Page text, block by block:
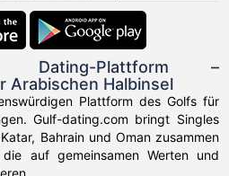
Dating-Plattform –
Arabischen Halbinsel
Plattform des Golfs für
Gulf-dating.com bringt Singles
Bahrain und Oman zusammen
auf gemeinsamen Werten und